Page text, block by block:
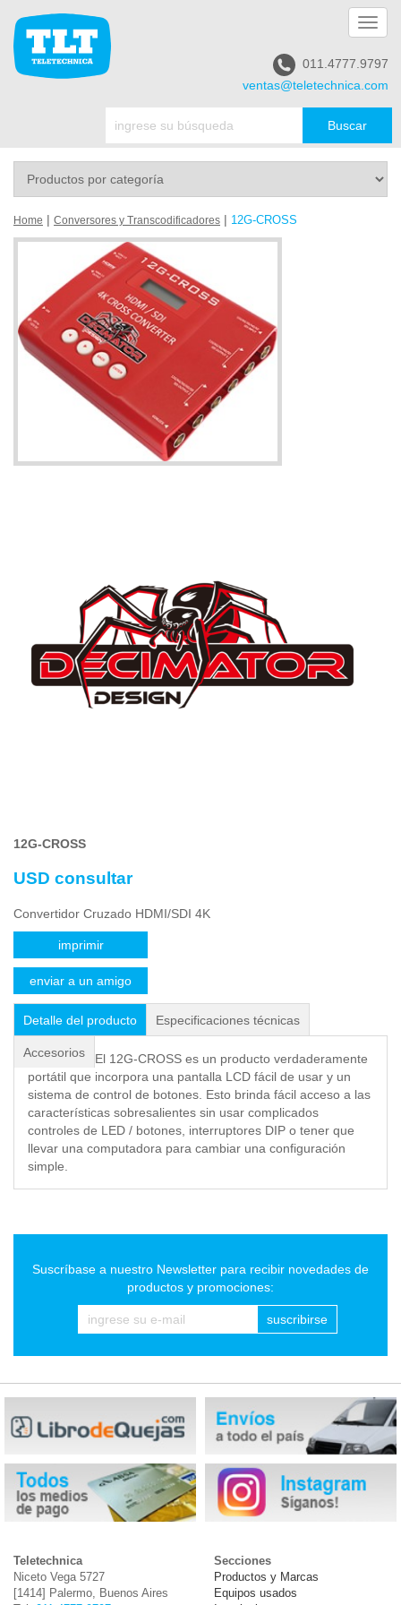
011.4777.9797
ventas@teletechnica.com
Home | Conversores y Transcodificadores | 12G-CROSS
12G-CROSS
USD consultar
Convertidor Cruzado HDMI/SDI 4K
imprimir
enviar a un amigo
Detalle del producto Especificaciones técnicas
Accesorios
El 12G-CROSS es un producto verdaderamente
portátil que incorpora una pantalla LCD fácil de usar y un
sistema de control de botones. Esto brinda fácil acceso a las
características sobresalientes sin usar complicados
controles de LED / botones, interruptores DIP o tener que
llevar una computadora para cambiar una configuración
simple.
Suscríbase a nuestro Newsletter para recibir novedades de
productos y promociones:
suscribirse
Teletechnica
Niceto Vega 5727
[1414] Palermo, Buenos Aires
Secciones
Productos y Marcas
Equipos usados